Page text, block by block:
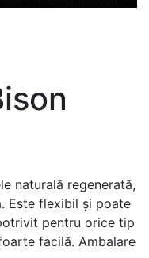
naturală regenerată,
Este flexibil și poate
pentru orice tip
facilă. Ambalare